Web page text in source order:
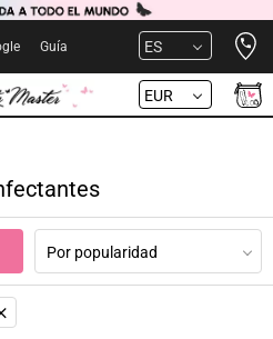
Guía ES
EUR
Por popularidad